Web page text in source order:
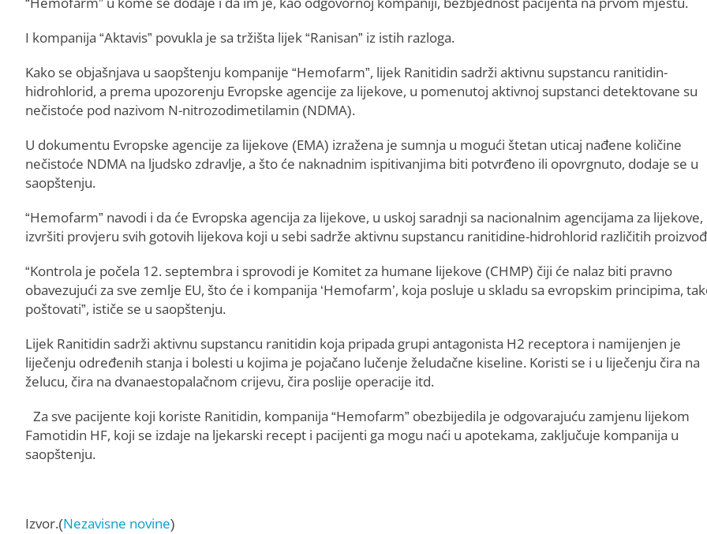
I kompanija “Aktavis” povukla je sa tržišta lijek “Ranisan” iz istih razloga.
Kako se objašnjava u saopštenju kompanije “Hemofarm”, lijek Ranitidin sadrži aktivnu supstancu ranitidin-
hidrohlorid, a prema upozorenju Evropske agencije za lijekove, u pomenutoj aktivnoj supstanci detektovane su
nečistoće pod nazivom N-nitrozodimetilamin (NDMA).
U dokumentu Evropske agencije za lijekove (EMA) izražena je sumnja u mogući štetan uticaj nađene količine
nečistoće NDMA na ljudsko zdravlje, a što će naknadnim ispitivanjima biti potvrđeno ili opovrgnuto, dodaje se u
saopštenju.
“Hemofarm” navodi i da će Evropska agencija za lijekove, u uskoj saradnji sa nacionalnim agencijama za lijekove,
izvršiti provjeru svih gotovih lijekova koji u sebi sadrže aktivnu supstancu ranitidine-hidrohlorid različitih
“Kontrola je počela 12. septembra i sprovodi je Komitet za humane lijekove (CHMP) čiji će nalaz biti pravno
obavezujući za sve zemlje EU, što će i kompanija ‘Hemofarm’, koja posluje u skladu sa evropskim principima,
poštovati”, ističe se u saopštenju.
Lijek Ranitidin sadrži aktivnu supstancu ranitidin koja pripada grupi antagonista H2 receptora i namijenjen je
liječenju određenih stanja i bolesti u kojima je pojačano lučenje želudačne kiseline. Koristi se i u liječenju čira na
želucu, čira na dvanaestopalačnom crijevu, čira poslije operacije itd.
Za sve pacijente koji koriste Ranitidin, kompanija “Hemofarm” obezbijedila je odgovarajuću zamjenu lijekom
Famotidin HF, koji se izdaje na ljekarski recept i pacijenti ga mogu naći u apotekama, zaključuje kompanija u
saopštenju.
Izvor.(Nezavisne novine)